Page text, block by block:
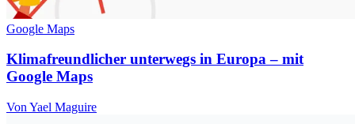
Google Maps
Klimafreundlicher unterwegs in Europa – mit
Google Maps
Von Yael Maguire